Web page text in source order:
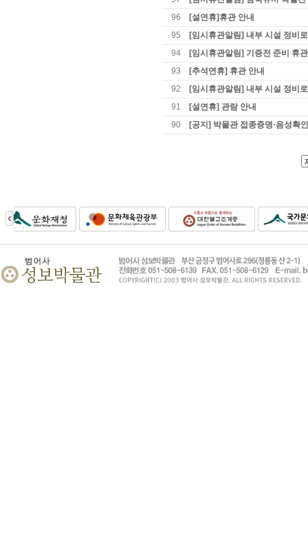
96
[설연휴]휴관 안내
95
[임시휴관알림] 내부 시설 정비
94
[임시휴관알림] 기증전 준비 휴
93
[추석연휴] 휴관 안내
92
[임시휴관알림] 내부 시설 정비
91
[설연휴] 관람 안내
90
[공지] 박물관 접종증명·음성확